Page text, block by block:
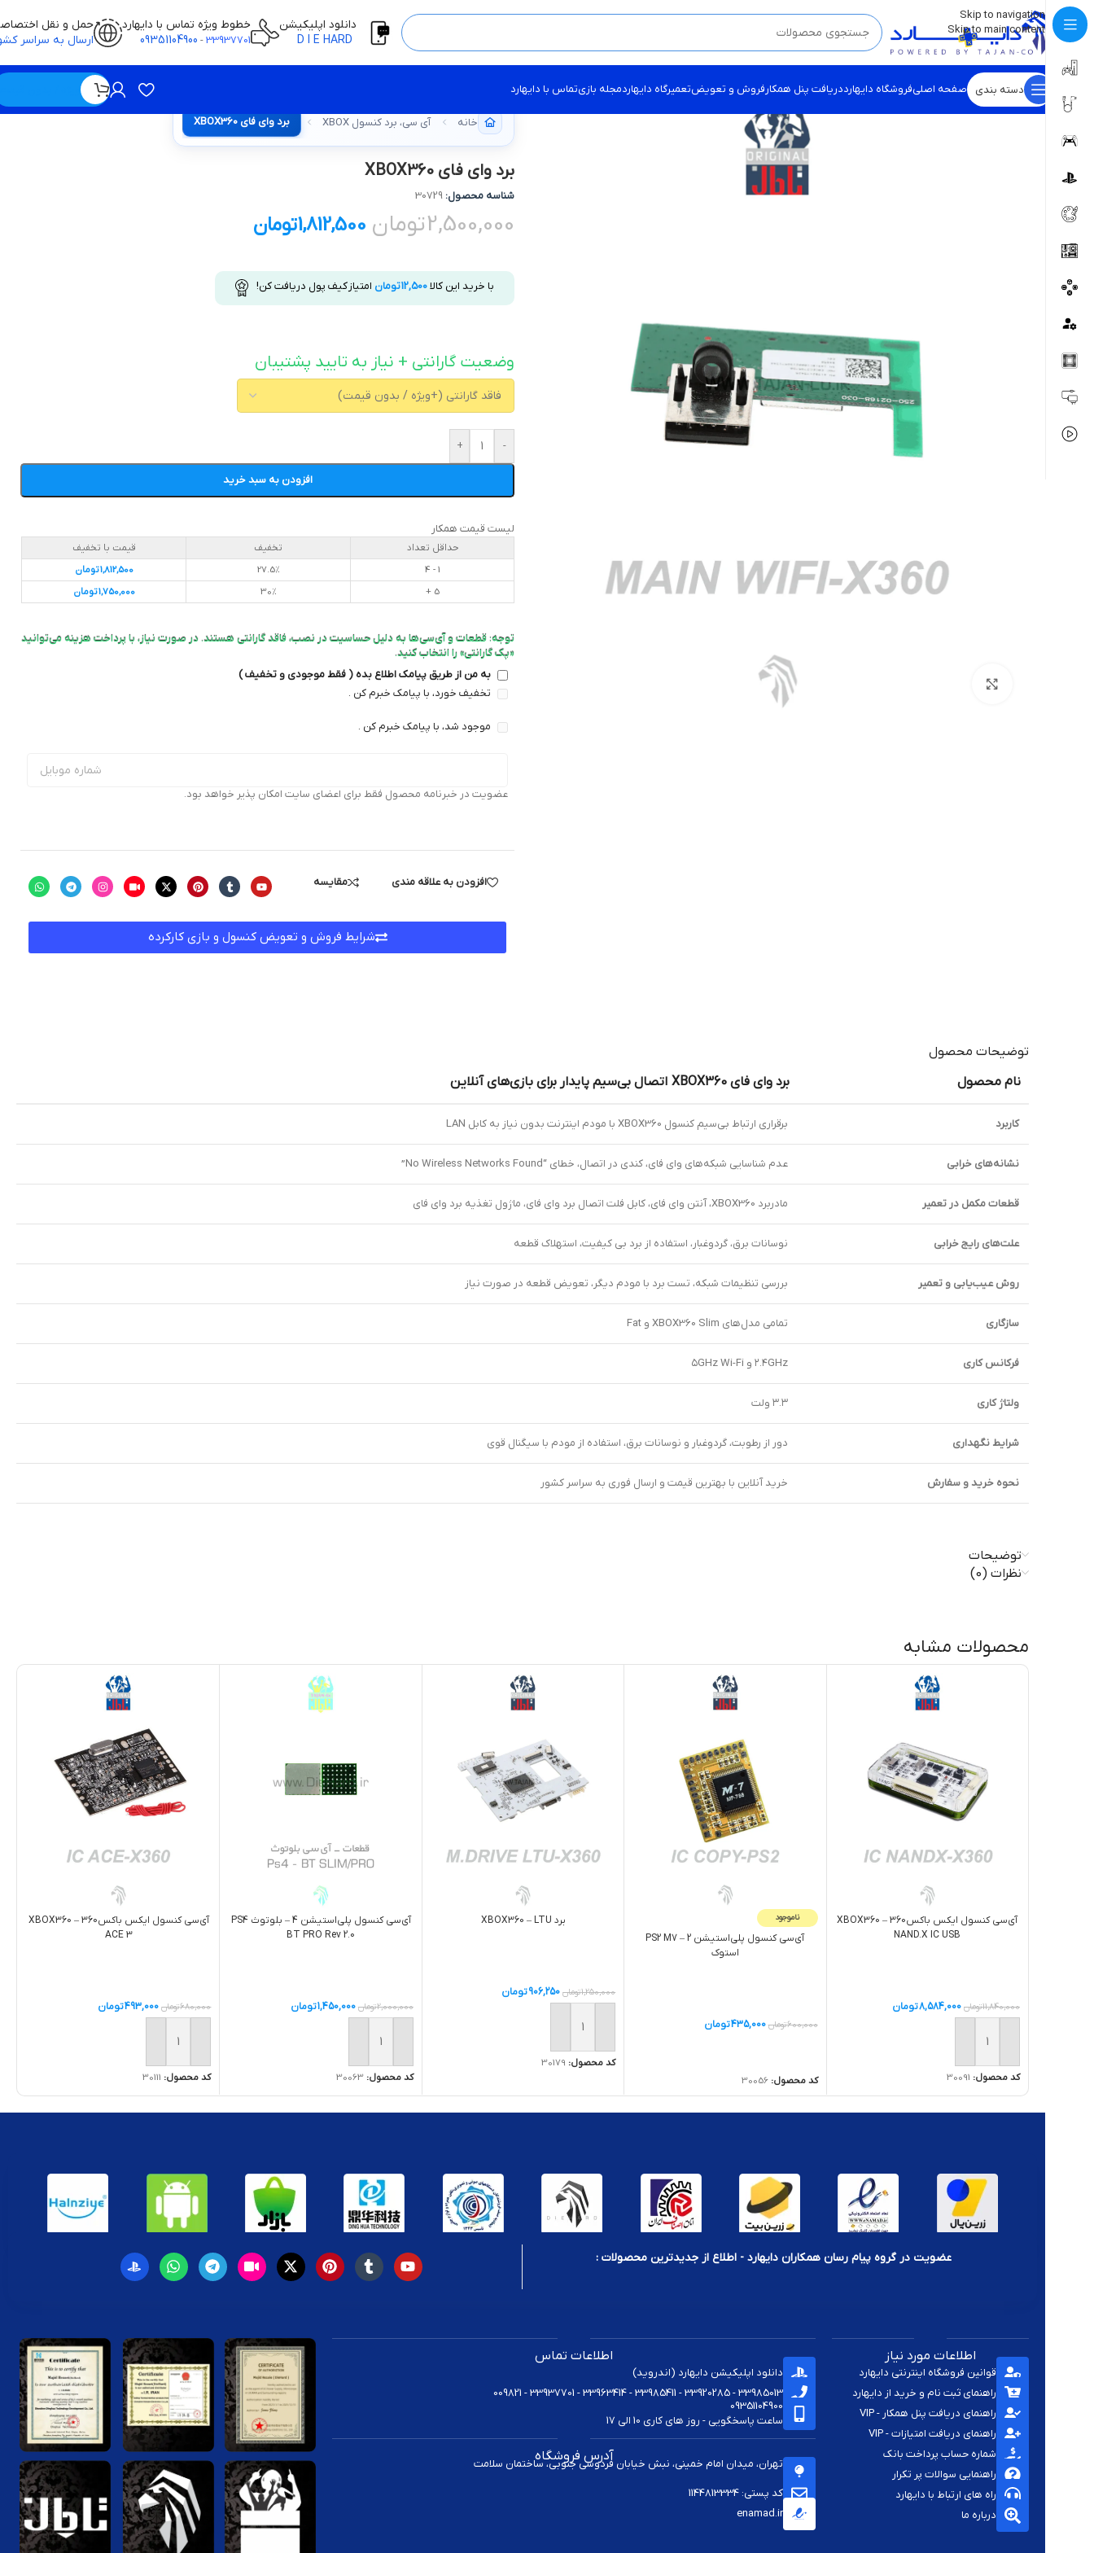
Skip to navigation
Skip to main content
💡برچسب و اسکین کنسول ها بروز شد . . . اینجا کیک کن !
دانلود اپلیکیشن
خطوط ویژه تماس با دایهارد
33937701
-
09351104900
حمل و نقل
ارسال به سراسر
دسته بندی صفحه اصلیفروشگاه دایهارددریافت پنل همکارفروش و تعویضتعمیرگاه دایهاردمجله بازیتماس با دایهارد
خانه آی سی، برد کنسول XBOX برد وای فای XBOX360
برد وای فای XBOX360
شناسه محصول: 30729
2,500,000تومان 1,812,500تومان
با خرید این کالا12,500تومان امتیاز کیف پول دریافت کن!
وضعیت گارانتی + نیاز به تایید پشتیبان
-
+
افزودن به سبد خرید
لیست قیمت همکار
حداقل تعداد تخفیف
قیمت با تخفیف
1 - 4
27.5%
1,812,500تومان
5 +
30%
1,750,000تومان
توجه: قطعات و آی‌سی‌ها به دلیل حساسیت در نصب، فاقد گارانتی هستند. در صورت نیاز، با پرداخت هزینه می‌توانید
«پک گارانتی» را انتخاب کنید.
به من از طریق پیامک اطلاع بده ( فقط موجودی و تخفیف )
تخفیف خورد، با پیامک خبرم کن .
موجود شد، با پیامک خبرم کن .
عضویت در خبرنامه محصول فقط برای اعضای سایت امکان پذیر خواهد بود.
مقایسه افزودن به علاقه مندی
شرایط فروش و تعویض کنسول و بازی کارکرده
توضیحات محصول
نام محصول
برد وای فای XBOX360 اتصال بی‌سیم پایدار برای بازی‌های آنلاین
کاربرد برقراری ارتباط بی‌سیم کنسول XBOX360 با مودم اینترنت بدون نیاز به کابل LAN
نشانه‌های خرابی عدم شناسایی شبکه‌های وای فای، کندی در اتصال، خطای “No Wireless Networks Found”
قطعات مکمل در تعمیر مادربرد XBOX360، آنتن وای فای، کابل فلت اتصال برد وای فای، ماژول تغذیه برد وای فای
علت‌های رایج خرابی نوسانات برق، گردوغبار، استفاده از برد بی کیفیت، استهلاک قطعه
روش عیب‌یابی و تعمیر بررسی تنظیمات شبکه، تست برد با مودم دیگر، تعویض قطعه در صورت نیاز
سازگاری تمامی مدل‌های XBOX360 Slim و Fat
فرکانس کاری ۲.۴GHz و ۵GHz Wi-Fi
ولتاژ کاری ۳.۳ ولت
شرایط نگهداری دور از رطوبت، گردوغبار و نوسانات برق، استفاده از مودم با سیگنال قوی
نحوه خرید و سفارش خرید آنلاین با بهترین قیمت و ارسال فوری به سراسر کشور
توضیحات
نظرات (0)
محصولات مشابه
آی‌سی کنسول ایکس باکس360 – XBOX360
NAND.X IC USB
11,840,000تومان 8,584,000تومان
افزودن به سبد خرید
کد محصول: 30091
ناموجود
آی‌سی کنسول پلی‌استیشن 2 – PS2 M7
استوک
600,000تومان 435,000تومان
کد محصول:30056
برد XBOX360 – LTU
1,250,000تومان 906,250تومان
افزودن به سبد خرید
کد محصول: 30179
آی‌سی کنسول پلی‌استیشن 4 – بلوتوث PS4
BT PRO Rev 2.0
2,000,000تومان 1,450,000تومان
افزودن به سبد خرید
کد محصول:30063
آی‌سی کنسول ایکس باکس360 – XBOX360
ACE 3
680,000تومان 493,000تومان
افزودن به سبد خرید
کد محصول: 30111
عضویت در گروه پیام رسان همکاران دایهارد - اطلاع از جدیدترین محصولات :
اطلاعات مورد نیاز
قوانین فروشگاه اینترنتی دایهارد
راهنمای ثبت نام و خرید از دایهارد
راهنمای دریافت پنل همکار - VIP
راهنمای دریافت امتیازات - VIP
شماره حساب پرداخت بانک
راهنمایی سوالات پر تکرار
راه های ارتباط با دایهارد
درباره ما
اطلاعات تماس
دانلود اپلیکیشن دایهارد (اندروید)
33985013 - 33920285 - 33985411 - 33963414 - 33937701 - 009821
09351104900
ساعت پاسخگویی - روز های کاری 10 الی 17
آدرس فروشگاه
تهران، میدان امام خمینی، نبش خیابان فردوسی جنوبی، ساختمان سلامت
کد پستی: 1144813334
enamad.ir